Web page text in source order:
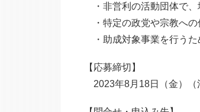
・非営利の活動団体で、
・特定の政党や宗教への
・助成対象事業を行うた
【応募締切】
2023年8月18日（金）（